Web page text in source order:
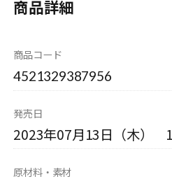
商品詳細
商品コード
4521329387956
発売日
2023年07月13日（木）
原材料・素材